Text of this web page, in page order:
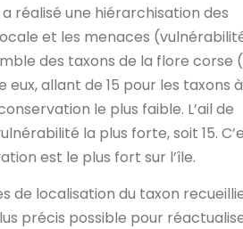
a réalisé une hiérarchisation des
et les menaces
des taxons de la flore corse
allant de 15 pour les taxons à
le plus faible. L’ail de
la plus forte, soit 15.
est le plus fort sur l’île.
de localisation du taxon
précis possible pour